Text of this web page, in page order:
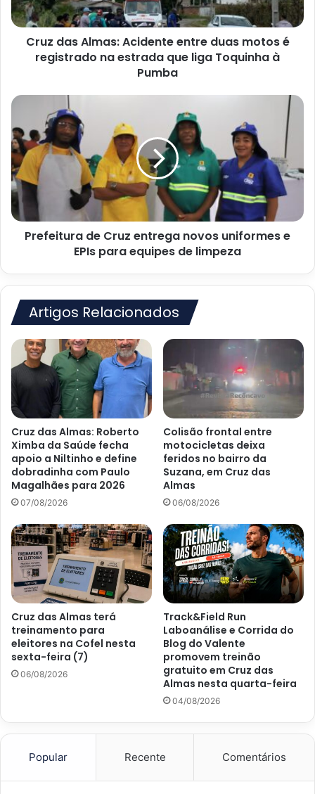
é
registrado
estrada
Toquinha
Pumba
Cruz das Almas: Acidente entre duas motos é
registrado na estrada que liga Toquinha à
Pumba
Prefeitura
Cruz
entrega
novos
uniformes
e
EPIs
para
equipes
Prefeitura de Cruz entrega novos uniformes e
EPIs para equipes de limpeza
Artigos Relacionados
Cruz das Almas: Roberto
Ximba da Saúde fecha
apoio a Niltinho e define
dobradinha com Paulo
Magalhães para 2026
07/08/2026
Colisão frontal entre
motocicletas deixa
feridos no bairro da
Suzana, em Cruz das
Almas
06/08/2026
Cruz das Almas terá
treinamento para
eleitores na Cofel nesta
sexta-feira (7)
06/08/2026
Track&Field Run
Laboanálise e Corrida do
Blog do Valente
promovem treinão
gratuito em Cruz das
Almas nesta quarta-feira
04/08/2026
Popular Recente Comentários